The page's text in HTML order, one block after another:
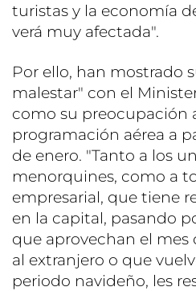
turistas y la economía
verá muy afectada".
Por ello, han mostrado
malestar" con el
como su preocupación
programación aérea a
de enero. "Tanto a los
menorquines, como a
empresarial, que tiene
en la capital, pasando
que aprovechan el mes
al extranjero o que
periodo navideño, les